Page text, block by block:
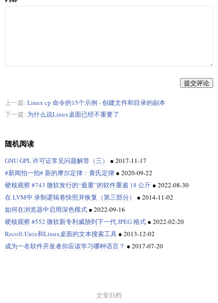
提交评论
上一篇: Linux cp 命令的15个示例 - 创建文件和目录的副本
下一篇: 为什么说Linux桌面已经不重要了
随机阅读
GNU GPL 许可证常见问题解答（三） ● 2017-11-17
#新闻拍一拍# 新的摩尔定律：黄氏定律 ● 2020-09-22
硬核观察 #743 微软发行的“最重”的软件重逾 18 公斤 ● 2022-08-30
在 LVM中 录制逻辑卷快照并恢复（第三部分）
● 2014-11-02
如何在浏览器中启用深色模式 ● 2022-09-16
硬核观察 #552 微软新专利威胁到下一代 JPEG 格式 ● 2022-02-20
Recoll:Unix和Linux桌面的文本搜索工具 ● 2013-12-02
成为一名软件开发者你应该学习哪种语言？ ● 2017-07-20
文章归档